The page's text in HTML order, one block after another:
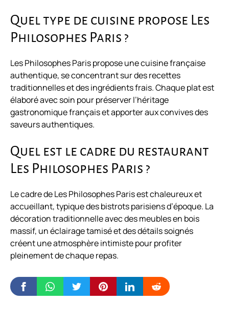
Quel type de cuisine propose Les
Philosophes Paris ?
Les Philosophes Paris propose une cuisine française
authentique, se concentrant sur des recettes
traditionnelles et des ingrédients frais. Chaque plat est
élaboré avec soin pour préserver l’héritage
gastronomique français et apporter aux convives des
saveurs authentiques.
Quel est le cadre du restaurant
Les Philosophes Paris ?
Le cadre de Les Philosophes Paris est chaleureux et
accueillant, typique des bistrots parisiens d’époque. La
décoration traditionnelle avec des meubles en bois
massif, un éclairage tamisé et des détails soignés
créent une atmosphère intimiste pour profiter
pleinement de chaque repas.